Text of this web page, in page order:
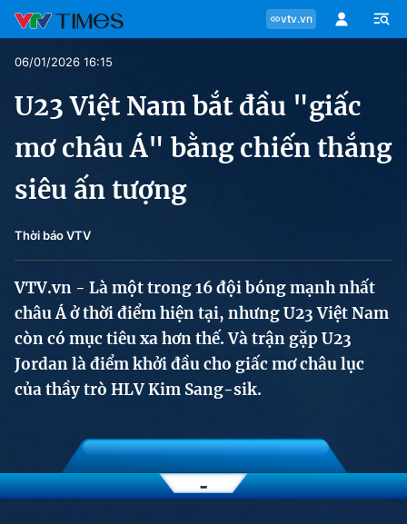
vtv.vn
Chuyên mục
Tin tức
Move
Phong cách
Chân dung
Sự kiện
Bóng đá
Thể thao Điện tử
06/01/2026 16:15
U23 Việt Nam bắt đầu "giấc
mơ châu Á" bằng chiến thắng
siêu ấn tượng
Thời báo VTV
VTV.vn - Là một trong 16 đội bóng mạnh nhất
châu Á ở thời điểm hiện tại, nhưng U23 Việt Nam
còn có mục tiêu xa hơn thế. Và trận gặp U23
Jordan là điểm khởi đầu cho giấc mơ châu lục
của thầy trò HLV Kim Sang-sik.
-